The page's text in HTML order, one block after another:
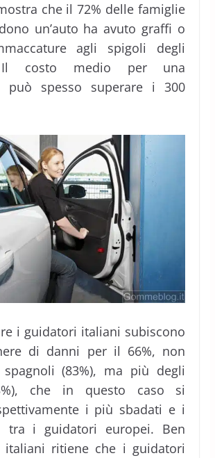
che il 72% delle famiglie
un’auto ha avuto graffi o
agli spigoli degli
Il costo medio per una
può spesso superare i 300
i guidatori italiani subiscono
di danni per il 66%, non
(83%), ma più degli
che in questo caso si
i più sbadati e i
tra i guidatori europei. Ben
italiani ritiene che i guidatori